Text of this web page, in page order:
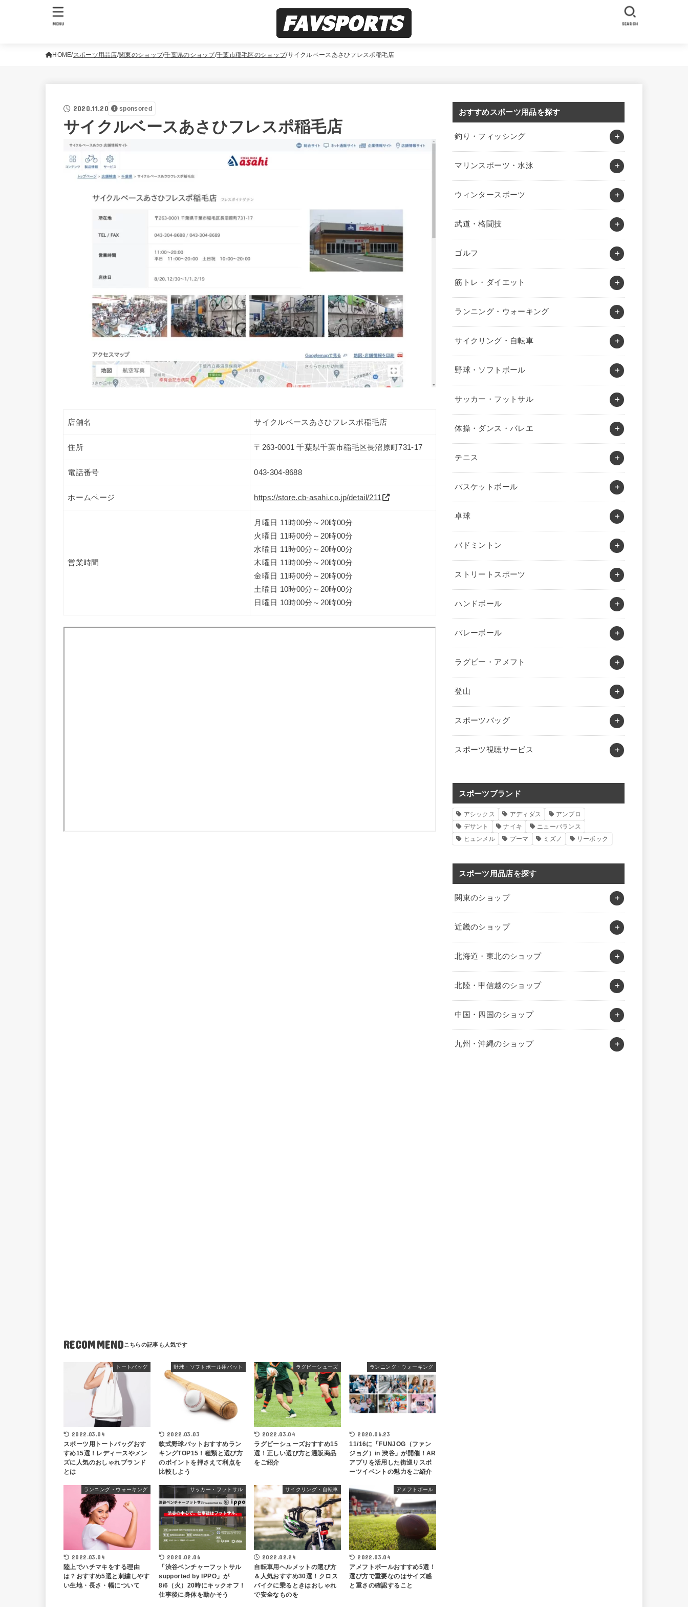
SEARCH
MENU
HOME スポーツ用品店 関東のショップ 千葉県のショップ 千葉市稲毛区のショップ サイクルベースあさひフレスポ稲毛店
2020.11.20 sponsored
サイクルベースあさひフレスポ稲毛店
店舗名 サイクルベースあさひフレスポ稲毛店
住所 〒263-0001 千葉県千葉市稲毛区長沼原町731-17
電話番号 043-304-8688
ホームページ https://store.cb-asahi.co.jp/detail/211
営業時間
月曜日 11時00分～20時00分
火曜日 11時00分～20時00分
水曜日 11時00分～20時00分
木曜日 11時00分～20時00分
金曜日 11時00分～20時00分
土曜日 10時00分～20時00分
日曜日 10時00分～20時00分
RECOMMEND
トートバッグ
2022.03.04
スポーツ用トートバッグおす
すめ15選！レディースやメン
ズに人気のおしゃれブランド
とは
野球・ソフトボール用バット
2022.03.03
軟式野球バットおすすめラン
キングTOP15！種類と選び方
のポイントを押さえて利点を
比較しよう
ラグビーシューズ
2022.03.04
ラグビーシューズおすすめ15
選！正しい選び方と通販商品
をご紹介
ランニング・ウォーキング
2020.06.23
11/16に「FUNJOG（ファン
ジョグ）in 渋谷」が開催！AR
アプリを活用した街巡りスポ
ーツイベントの魅力をご紹介
ランニング・ウォーキング
2022.03.04
陸上でハチマキをする理由
は？おすすめ5選と刺繍しやす
い生地・長さ・幅について
サッカー・フットサル
2020.02.06
「渋谷ベンチャーフットサル
supported by IPPO」が
8/6（火）20時にキックオフ！
仕事後に身体を動かそう
サイクリング・自転車
2022.02.24
自転車用ヘルメットの選び方
＆人気おすすめ30選！クロス
バイクに乗るときはおしゃれ
で安全なものを
アメフトボール
2022.03.04
アメフトボールおすすめ5選！
選び方で重要なのはサイズ感
と重さの確認すること
おすすめスポーツ用品を探す
釣り・フィッシング
マリンスポーツ・水泳
ウィンタースポーツ
武道・格闘技
ゴルフ
筋トレ・ダイエット
ランニング・ウォーキング
サイクリング・自転車
野球・ソフトボール
サッカー・フットサル
体操・ダンス・バレエ
テニス
バスケットボール
卓球
バドミントン
ストリートスポーツ
ハンドボール
バレーボール
ラグビー・アメフト
登山
スポーツバッグ
スポーツ視聴サービス
スポーツブランド
アシックス アディダス
アンブロ
デサント
ナイキ
ニューバランス
ヒュンメル
プーマ ミズノ リーボック
スポーツ用品店を探す
関東のショップ
近畿のショップ
北海道・東北のショップ
北陸・甲信越のショップ
中国・四国のショップ
九州・沖縄のショップ